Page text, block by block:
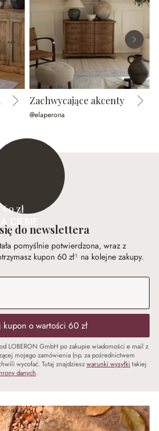
Zachwycające akcenty
@elaperona
60 zł
CIEBIE
do newslettera
pomyślnie potwierdzona, wraz z
kupon 60 zł¹ na kolejne zakupy.
o wartości 60 zł
LOBERON GmbH po zakupie wiadomości e mail z
mojego zamówienia (np. za pośrednictwem
wycofać. Tutaj znajdzieszwarunki wysyłki takiej
danych.